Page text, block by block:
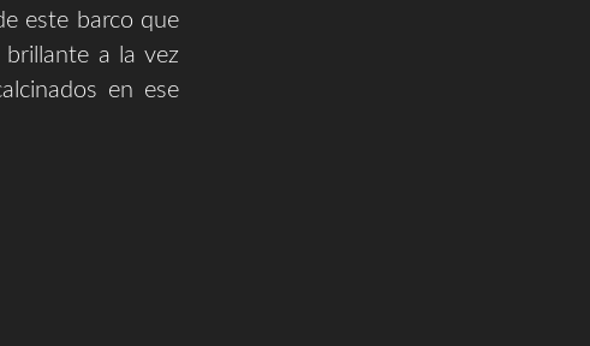
este barco que
a la vez
en ese